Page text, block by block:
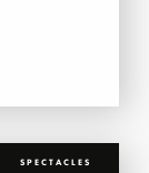
SPECTACLES